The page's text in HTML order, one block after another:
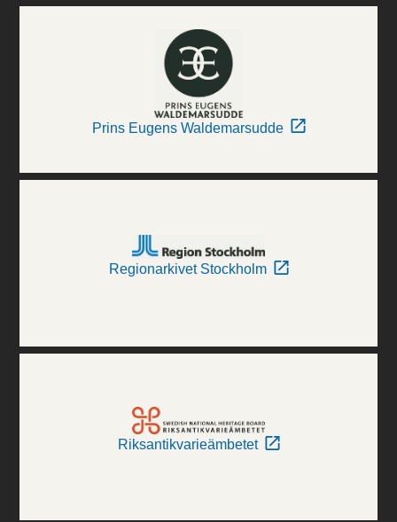
Prins Eugens Waldemarsudde
Regionarkivet Stockholm
Riksantikvarieämbetet